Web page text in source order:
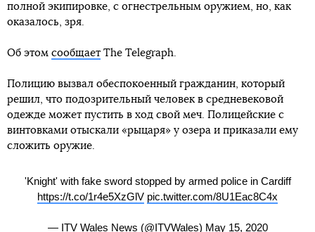
полной экипировке, с огнестрельным оружием, но, как
оказалось, зря.
Об этом сообщает The Telegraph.
Полицию вызвал обеспокоенный гражданин, который
решил, что подозрительный человек в средневековой
одежде может пустить в ход свой меч. Полицейские с
винтовками отыскали «рыцаря» у озера и приказали ему
сложить оружие.
'Knight' with fake sword stopped by armed police in Cardiff
https://t.co/1r4e5XzGlV pic.twitter.com/8U1Eac8C4x
— ITV Wales News (@ITVWales) May 15, 2020